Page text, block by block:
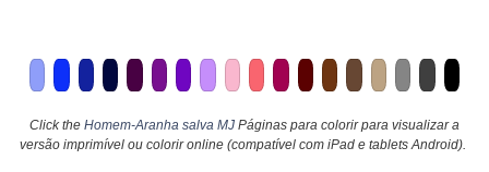
Click the Homem-Aranha salva MJ Páginas para colorir para visualizar a
versão imprimível ou colorir online (compatível com iPad e tablets Android).